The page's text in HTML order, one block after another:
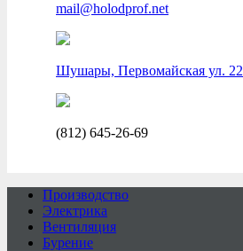
mail@holodprof.net
Шушары, Первомайская ул. 22
(812) 645-26-69
Производство
Электрика
Вентиляция
Бурение